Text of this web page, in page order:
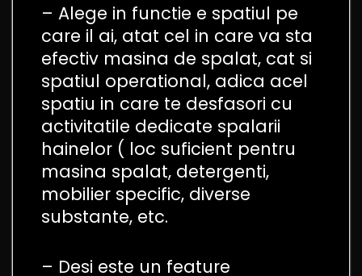
– Alege in functie e spatiul pe
care il ai, atat cel in care va sta
efectiv masina de spalat, cat si
spatiul operational, adica acel
spatiu in care te desfasori cu
activitatile dedicate spalarii
hainelor ( loc suficient pentru
masina spalat, detergenti,
mobilier specific, diverse
substante, etc.
– Desi este un feature